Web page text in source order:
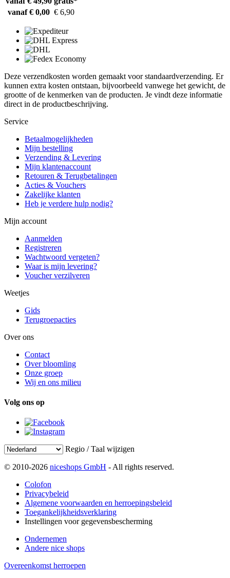
vanaf € 0,00 € 6,90
Deze verzendkosten worden gemaakt voor standaardverzending. Er
kunnen extra kosten ontstaan, bijvoorbeeld vanwege het gewicht, de
grootte of de kenmerken van de producten. Je vindt deze informatie
direct in de productbeschrijving.
Service
Betaalmogelijkheden
Mijn bestelling
Verzending & Levering
Mijn klantenaccount
Retouren & Terugbetalingen
Acties & Vouchers
Zakelijke klanten
Heb je verdere hulp nodig?
Mijn account
Aanmelden
Registreren
Wachtwoord vergeten?
Waar is mijn levering?
Voucher verzilveren
Weetjes
Gids
Terugroepacties
Over ons
Contact
Over bloomling
Onze groep
Wij en ons milieu
Volg ons op
Regio / Taal wijzigen
© 2010-2026 niceshops GmbH - All rights reserved.
Colofon
Privacybeleid
Algemene voorwaarden en herroepingsbeleid
Toegankelijkheidsverklaring
Instellingen voor gegevensbescherming
Ondernemen
Andere nice shops
Overeenkomst herroepen